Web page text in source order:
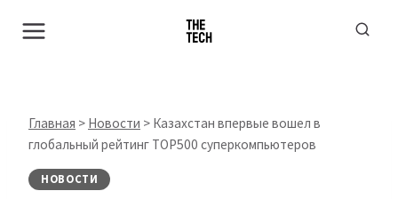
Главная > Новости > Казахстан впервые вошел в
глобальный рейтинг TOP500 суперкомпьютеров
НОВОСТИ